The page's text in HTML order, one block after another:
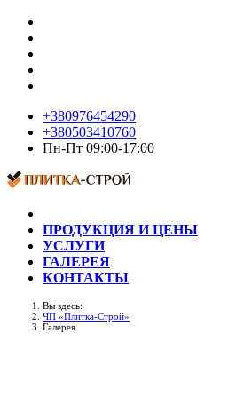
+380976454290
+380503410760
Пн-Пт 09:00-17:00
ПРОДУКЦИЯ И ЦЕНЫ
УСЛУГИ
ГАЛЕРЕЯ
КОНТАКТЫ
Вы здесь:
ЧП «Плитка-Строй»
Галерея